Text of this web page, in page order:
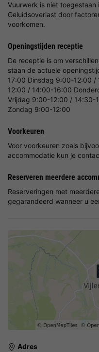
Vuurwerk is niet
Geluidsoverlast door
voorkomen.
Openingstijden receptie
De receptie is om
staan de actuele
17:00 Dinsdag 9:00-12:00
12:00 / 14:00-16:00
Vrijdag 9:00-12:00 / 14:30-
Zondag 9:00-12:00
Voorkeuren
Voor voorkeuren zoals
accommodatie kun je
Reserveren meerdere
Reserveringen met
gegarandeerd wanneer u
Adres